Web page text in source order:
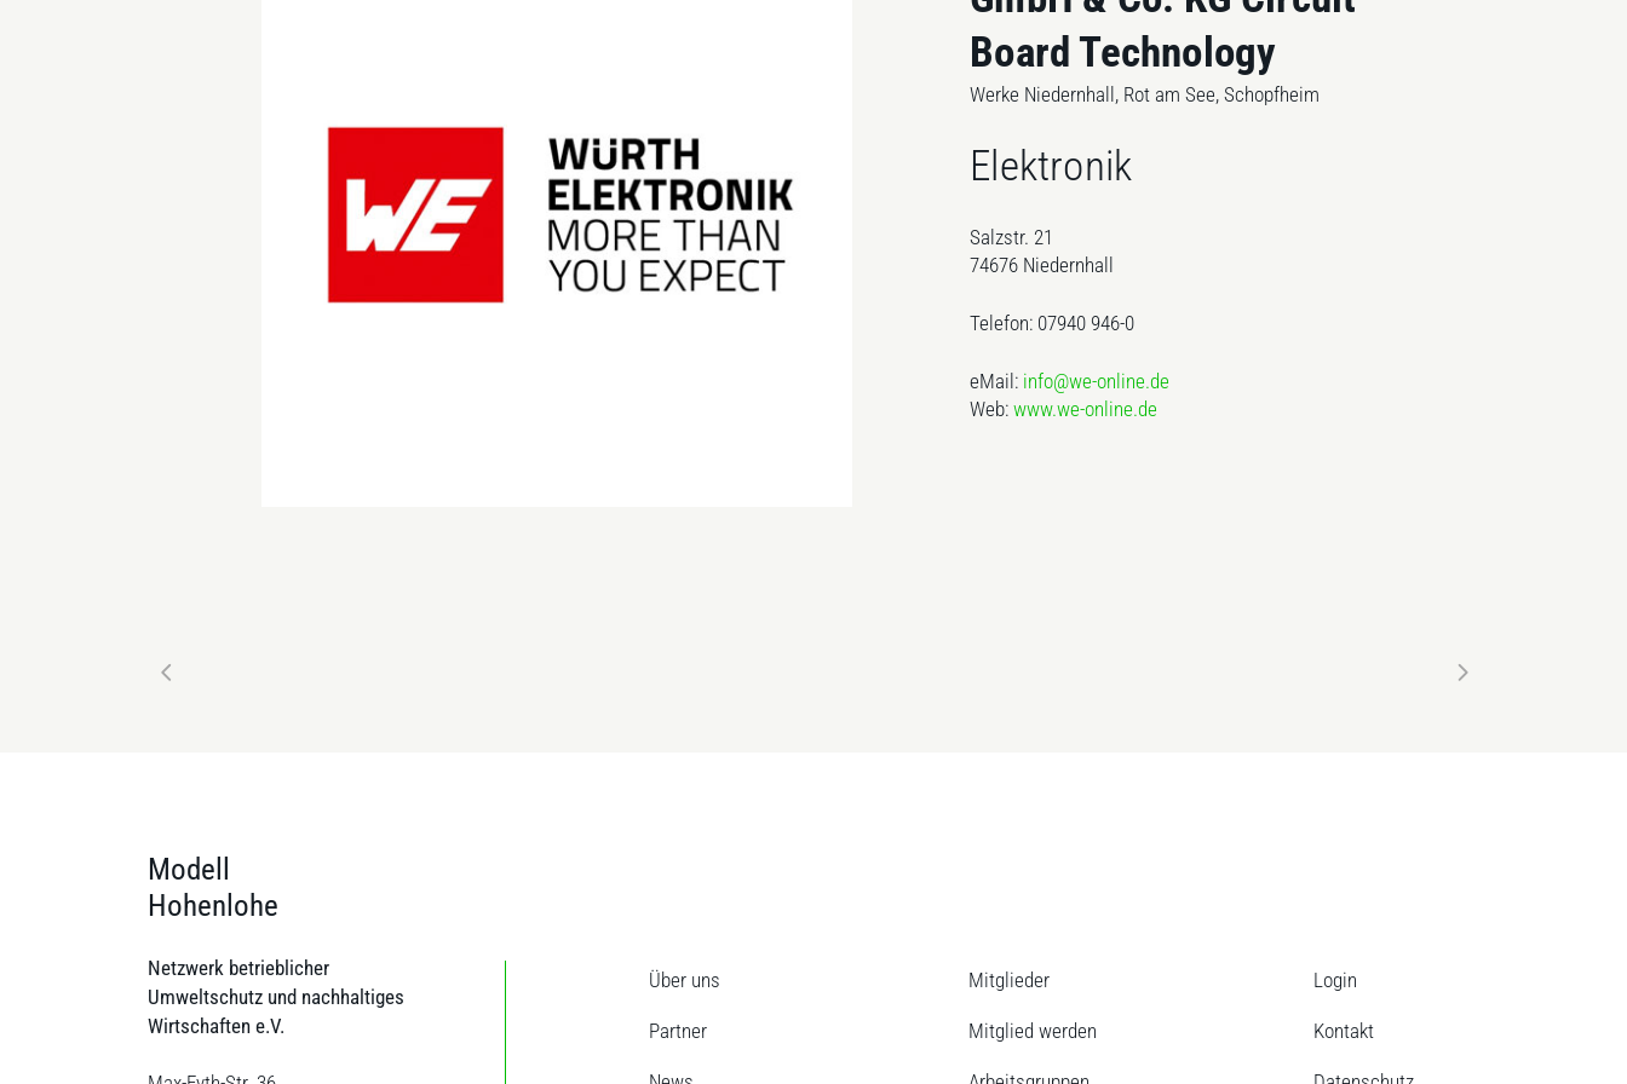
Board Technology
Werke Niedernhall, Rot am See, Schopfheim
Elektronik
Salzstr. 21
74676 Niedernhall
Telefon: 07940 946-0
eMail: info@we-online.de
Web:www.we-online.de
Modell
Hohenlohe
Netzwerk betrieblicher
Umweltschutz und nachhaltiges
Wirtschaften e.V.
Über uns
Partner
Mitglieder
Mitglied werden
Login
Kontakt